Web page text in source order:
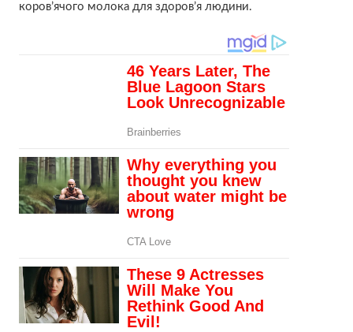
коров’ячого молока для здоров’я людини.